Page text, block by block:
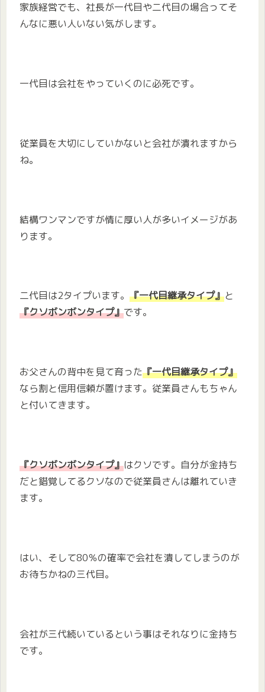
家族経営でも、社長が一代目や二代目の場合ってそ
んなに悪い人いない気がします。
一代目は会社をやっていくのに必死です。
従業員を大切にしていかないと会社が潰れますから
ね。
結構ワンマンですが情に厚い人が多いイメージがあ
ります。
二代目は2タイプいます。 『一代目継承タイプ』と
『クソボンボンタイプ』です。
お父さんの背中を見て育った『一代目継承タイプ』
なら割と信用信頼が置けます。従業員さんもちゃん
と付いてきます。
『クソボンボンタイプ』はクソです。自分が金持ち
だと錯覚してるクソなので従業員さんは離れていき
ます。
はい、そして80％の確率で会社を潰してしまうのが
お待ちかねの三代目。
会社が三代続いているという事はそれなりに金持ち
です。